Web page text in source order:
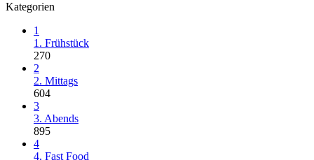
Kategorien
1
1. Frühstück
270
2
2. Mittags
604
3
3. Abends
895
4
4. Fast Food